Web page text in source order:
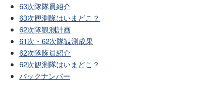
63次隊隊員紹介
63次観測隊はいまどこ？
62次隊観測計画
61次・62次隊観測成果
62次隊隊員紹介
62次観測隊はいまどこ？
バックナンバー